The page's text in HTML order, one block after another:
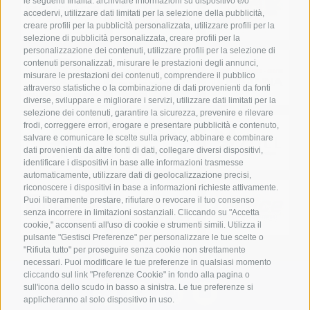
accedervi, utilizzare dati limitati per la selezione della pubblicità,
creare profili per la pubblicità personalizzata, utilizzare profili per la
selezione di pubblicità personalizzata, creare profili per la
personalizzazione dei contenuti, utilizzare profili per la selezione di
contenuti personalizzati, misurare le prestazioni degli annunci,
misurare le prestazioni dei contenuti, comprendere il pubblico
attraverso statistiche o la combinazione di dati provenienti da fonti
diverse, sviluppare e migliorare i servizi, utilizzare dati limitati per la
selezione dei contenuti, garantire la sicurezza, prevenire e rilevare
frodi, correggere errori, erogare e presentare pubblicità e contenuto,
salvare e comunicare le scelte sulla privacy, abbinare e combinare
dati provenienti da altre fonti di dati, collegare diversi dispositivi,
identificare i dispositivi in base alle informazioni trasmesse
automaticamente, utilizzare dati di geolocalizzazione precisi,
riconoscere i dispositivi in base a informazioni richieste attivamente.
Puoi liberamente prestare, rifiutare o revocare il tuo consenso
senza incorrere in limitazioni sostanziali. Cliccando su "Accetta
cookie," acconsenti all'uso di cookie e strumenti simili. Utilizza il
pulsante "Gestisci Preferenze" per personalizzare le tue scelte o
"Rifiuta tutto" per proseguire senza cookie non strettamente
necessari. Puoi modificare le tue preferenze in qualsiasi momento
cliccando sul link "Preferenze Cookie" in fondo alla pagina o
sull'icona dello scudo in basso a sinistra. Le tue preferenze si
applicheranno al solo dispositivo in uso.